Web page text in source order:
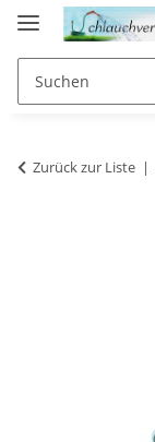
Zurück zur Liste